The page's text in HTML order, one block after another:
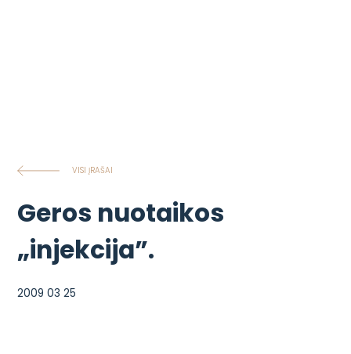
VISI ĮRAŠAI
Geros nuotaikos
„injekcija”.
2009 03 25